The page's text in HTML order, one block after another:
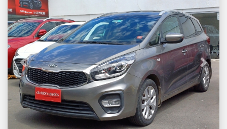
Previous Next